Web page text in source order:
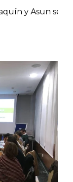
y Asun se